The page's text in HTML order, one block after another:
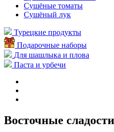
Сушёные томаты
Сушёный лук
Турецкие продукты
Подарочные наборы
Для шашлыка и плова
Паста и урбечи
Восточные сладости